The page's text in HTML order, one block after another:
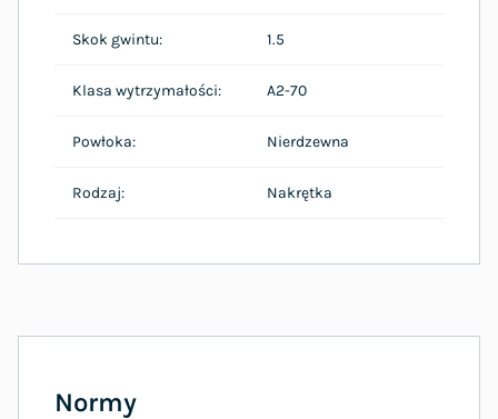
Skok gwintu: 1.5
Klasa wytrzymałości: A2-70
Powłoka: Nierdzewna
Rodzaj: Nakrętka
Normy